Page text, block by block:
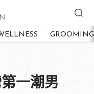
GROOMING
一潮男